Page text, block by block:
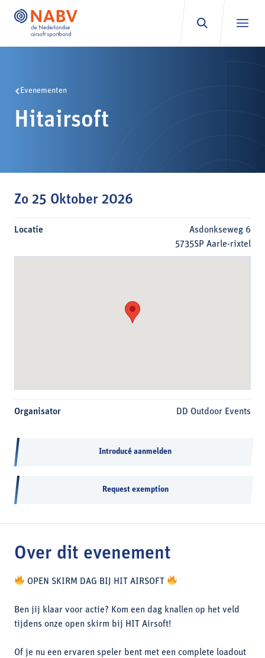
Evenementen
Hitairsoft
Zo 25 Oktober 2026
Locatie
Asdonkseweg 6
5735SP Aarle-rixtel
Organisator DD Outdoor Events
Introducé aanmelden
Request exemption
Over dit evenement
OPEN SKIRM DAG BIJ HIT AIRSOFT
Ben jij klaar voor actie? Kom een dag knallen op het veld
tijdens onze open skirm bij HIT Airsoft!
Of je nu een ervaren speler bent met een complete loadout